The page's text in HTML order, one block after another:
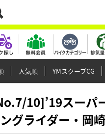
人気順 YMスクープCG
10]’19スーパ
グライダー・岡